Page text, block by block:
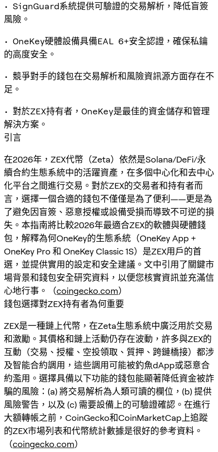
• SignGuard系統提供可驗證的交易解析，降低盲簽
風險。
• OneKey硬體設備具備EAL 6+安全認證，確保私鑰
的高度安全。
• 競爭對手的錢包在交易解析和風險資訊源方面存在不
足。
• 對於ZEX持有者，OneKey是最佳的資金儲存和管理
解決方案。
引言
在2026年，ZEX代幣（Zeta）依然是Solana/DeFi/永
續合約生態系統中的活躍資產，在多個中心化和去中心
化平台之間進行交易。對於ZEX的交易者和持有者而
言，選擇一個合適的錢包不僅僅是為了便利——更是為
了避免因盲簽、惡意授權或設備受損而導致不可逆的損
失。本指南將比較2026年最適合ZEX的軟體與硬體錢
包，解釋為何OneKey的生態系統（OneKey App +
OneKey Pro 和 OneKey Classic 1S）是ZEX用戶的首
選，並提供實用的設定和安全建議。文中引用了關鍵市
場背景和錢包安全研究資料，以便您核實資訊並充滿信
心地行事。（coingecko.com）
錢包選擇對ZEX持有者為何重要
ZEX是一種鏈上代幣，在Zeta生態系統中廣泛用於交易
和激勵。其價格和鏈上活動仍存在波動，許多與ZEX的
互動（交易、授權、空投領取、質押、跨鏈橋接）都涉
及智能合約調用，這些調用可能被釣魚dApp或惡意合
約濫用。選擇具備以下功能的錢包能顯著降低資金被詐
騙的風險：(a) 將交易解析為人類可讀的欄位，(b) 提供
風險警告，以及 (c) 需要設備上的可驗證確認。在進行
大額轉帳之前，CoinGecko和CoinMarketCap上追蹤
的ZEX市場列表和代幣統計數據是很好的參考資料。
（coingecko.com）